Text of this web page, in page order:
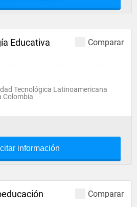
Comparar
Educativa
Tecnológica Latinoamericana
Colombia
información
Comparar